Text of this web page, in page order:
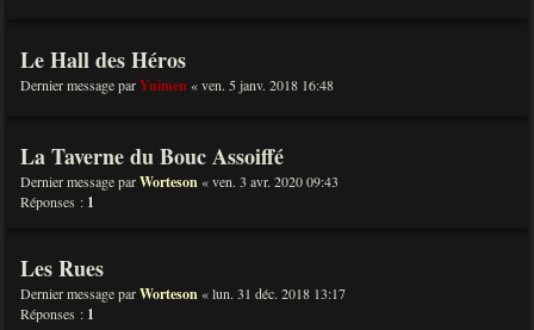
Le Hall des Héros
Dernier message parYuimen «ven. 5 janv. 2018 16:48
La Taverne du Bouc Assoiffé
Dernier message parWorteson «ven. 3 avr. 2020 09:43
Réponses : 1
Les Rues
Dernier message parWorteson «lun. 31 déc. 2018 13:17
Réponses : 1